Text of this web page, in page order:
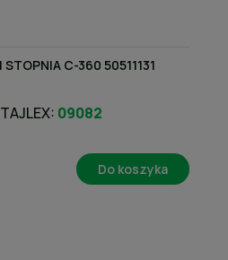
STOPNIA C-360 50511131
09082
Do koszyka